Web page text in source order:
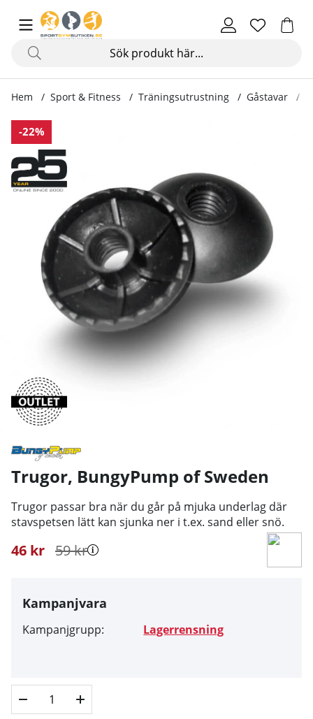
Hem Sport & Fitness Träningsutrustning Gåstavar
-22%
Produktbilder Trugor
Trugor, BungyPump of Sweden
Trugor passar bra när du går på mjuka underlag där
stavspetsen lätt kan sjunka ner i t.ex. sand eller snö.
59kr
46 kr
Kampanjvara
Kampanjgrupp: Lagerrensning